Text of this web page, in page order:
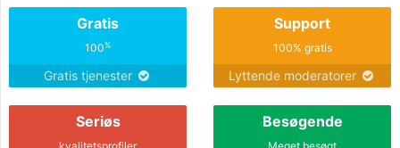
Gratis
100%
Gratis tjenester
Support
100% gratis
Lyttende moderatorer
Seriøs Besøgende